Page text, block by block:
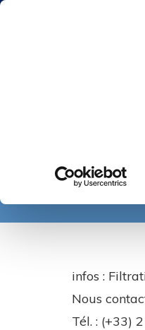
COMPENSATEURS
infos :
Nous
Tél. : (+33)